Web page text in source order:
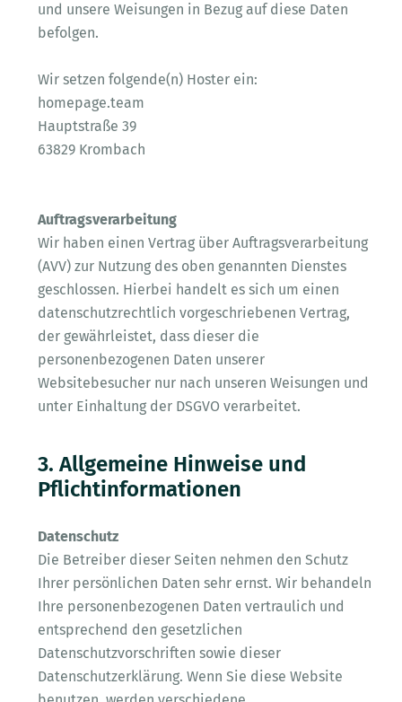
und unsere Weisungen in Bezug auf diese Daten
befolgen.
Wir setzen folgende(n) Hoster ein:
homepage.team
Hauptstraße 39
63829 Krombach
Auftragsverarbeitung
Wir haben einen Vertrag über Auftragsverarbeitung
(AVV) zur Nutzung des oben genannten Dienstes
geschlossen. Hierbei handelt es sich um einen
datenschutzrechtlich vorgeschriebenen Vertrag,
der gewährleistet, dass dieser die
personenbezogenen Daten unserer
Websitebesucher nur nach unseren Weisungen und
unter Einhaltung der DSGVO verarbeitet.
3. Allgemeine Hinweise und
Pflichtinformationen
Datenschutz
Die Betreiber dieser Seiten nehmen den Schutz
Ihrer persönlichen Daten sehr ernst. Wir behandeln
Ihre personenbezogenen Daten vertraulich und
entsprechend den gesetzlichen
Datenschutzvorschriften sowie dieser
Datenschutzerklärung. Wenn Sie diese Website